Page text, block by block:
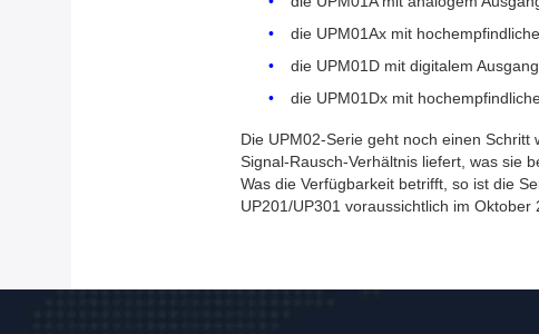
die UPM01Ax mit
die UPM01D mit digitalem Ausgang
die UPM01Dx mit
Die UPM02-Serie geht noch einen
Signal-Rausch-Verhältnis liefert, was sie
Was die Verfügbarkeit betrifft, so ist die
UP201/UP301 voraussichtlich im Oktober